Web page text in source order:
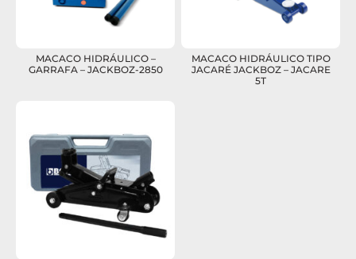
MACACO HIDRÁULICO –
GARRAFA – JACKBOZ-2850
MACACO HIDRÁULICO TIPO
JACARÉ JACKBOZ – JACARE
5T